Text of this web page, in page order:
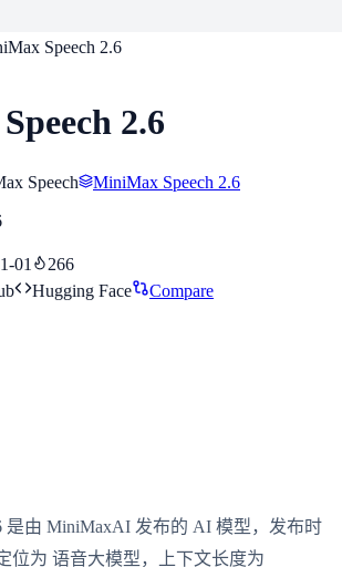
Speech 2.6
2.6
Speech MiniMax Speech 2.6
01
266
Hugging Face
Compare
是由 MiniMaxAI 发布的 AI 模型，发布时
位为 语音大模型，上下文长度为